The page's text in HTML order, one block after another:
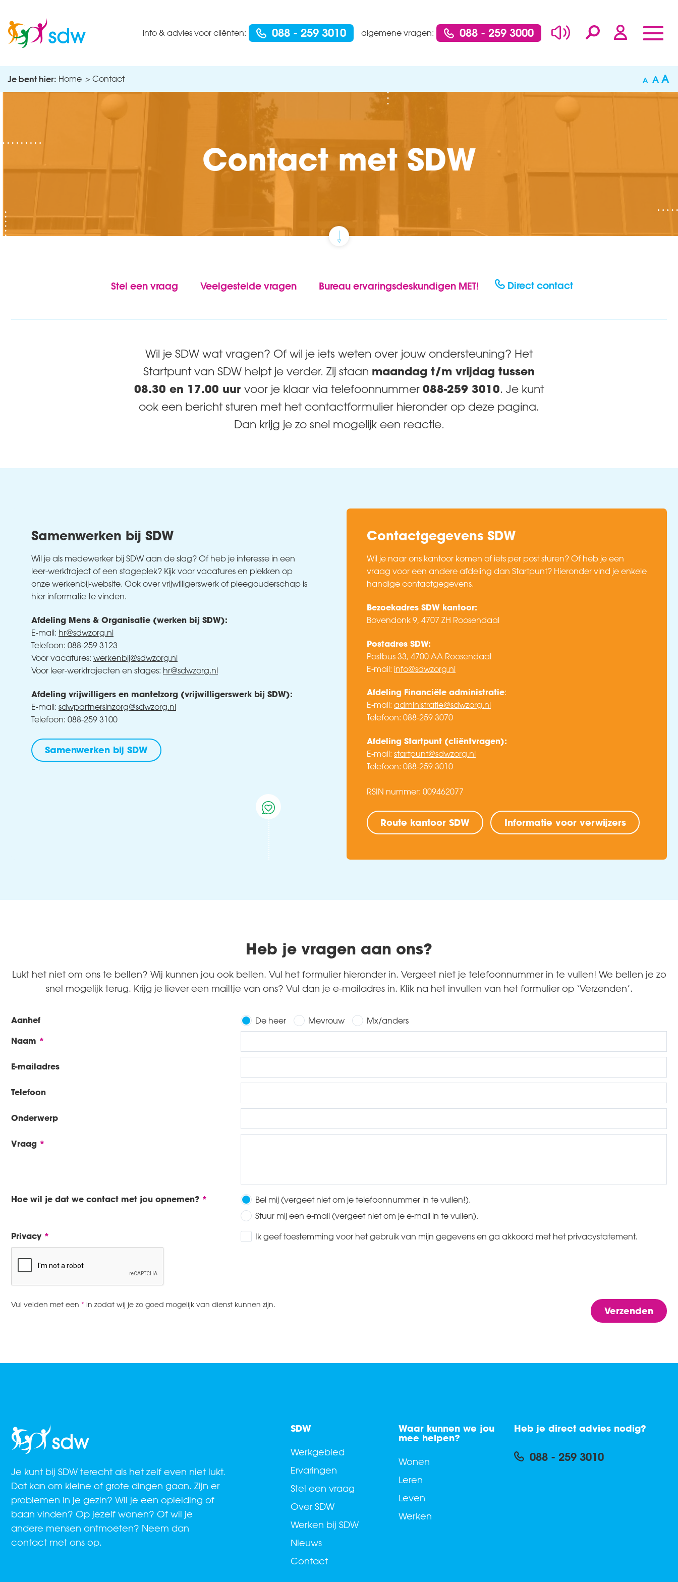
info & advies voor cliënten: 088 - 259 3010 algemene vragen: 088 - 259 3000
Je bent hier: Home Contact A A A
Contact met SDW
Stel een vraag Veelgestelde vragen Bureau ervaringsdeskundigen MET! Direct contact
Wil je SDW wat vragen? Of wil je iets weten over jouw ondersteuning? Het
Startpunt van SDW helpt je verder. Zij staan maandag t/m vrijdag tussen
08.30 en 17.00 uur voor je klaar via telefoonnummer 088-259 3010. Je kunt
ook een bericht sturen met het contactformulier hieronder op deze pagina.
Dan krijg je zo snel mogelijk een reactie.
Samenwerken bij SDW
Wil je als medewerker bij SDW aan de slag? Of heb je interesse in een
leer-werktraject of een stageplek? Kijk voor vacatures en plekken op
onze werkenbij-website. Ook over vrijwilligerswerk of pleegouderschap is
hier informatie te vinden.
Afdeling Mens & Organisatie (werken bij SDW):
E-mail: hr@sdwzorg.nl
Telefoon: 088-259 3123
Voor vacatures: werkenbij@sdwzorg.nl
Voor leer-werktrajecten en stages: hr@sdwzorg.nl
Afdeling vrijwilligers en mantelzorg (vrijwilligerswerk bij SDW):
E-mail: sdwpartnersinzorg@sdwzorg.nl
Telefoon: 088-259 3100
Samenwerken bij SDW
Contactgegevens SDW
Wil je naar ons kantoor komen of iets per post sturen? Of heb je een
vraag voor een andere afdeling dan Startpunt? Hieronder vind je enkele
handige contactgegevens.
Bezoekadres SDW kantoor:
Bovendonk 9, 4707 ZH Roosendaal
Postadres SDW:
Postbus 33, 4700 AA Roosendaal
E-mail: info@sdwzorg.nl
Afdeling Financiële administratie:
E-mail: administratie@sdwzorg.nl
Telefoon: 088-259 3070
Afdeling Startpunt (cliëntvragen):
E-mail: startpunt@sdwzorg.nl
Telefoon: 088-259 3010
RSIN nummer: 009462077
Route kantoor SDW Informatie voor verwijzers
Heb je vragen aan ons?
Lukt het niet om ons te bellen? Wij kunnen jou ook bellen. Vul het formulier hieronder in. Vergeet niet je telefoonnummer in te vullen! We bellen je zo
snel mogelijk terug. Krijg je liever een mailtje van ons? Vul dan je e-mailadres in. Klik na het invullen van het formulier op ‘Verzenden’.
Aanhef De heer Mevrouw Mx/anders
Naam
E-mailadres
Telefoon
Onderwerp
Vraag
Hoe wil je dat we contact met jou opnemen?
Bel mij (vergeet niet om je telefoonnummer in te vullen!).
Stuur mij een e-mail (vergeet niet om je e-mail in te vullen).
Privacy Ik geef toestemming voor het gebruik van mijn gegevens en ga akkoord met het privacystatement.
Vul velden met een * in zodat wij je zo goed mogelijk van dienst kunnen zijn.
Verzenden
Je kunt bij SDW terecht als het zelf even niet lukt.
Dat kan om kleine of grote dingen gaan. Zijn er
problemen in je gezin? Wil je een opleiding of
baan vinden? Op jezelf wonen? Of wil je
andere mensen ontmoeten? Neem dan
contact met ons op.
SDW
Werkgebied
Ervaringen
Stel een vraag
Over SDW
Werken bij SDW
Nieuws
Contact
Waar kunnen we jou
mee helpen?
Wonen
Leren
Leven
Werken
Heb je direct advies nodig?
088 - 259 3010